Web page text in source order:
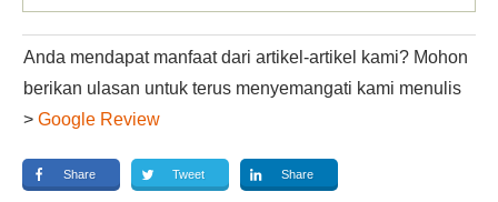
Anda mendapat manfaat dari artikel-artikel kami? Mohon
berikan ulasan untuk terus menyemangati kami menulis
> Google Review
Share Tweet Share